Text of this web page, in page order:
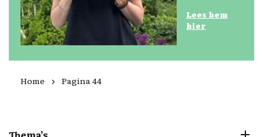
Lees hem
hier
Home Pagina 44